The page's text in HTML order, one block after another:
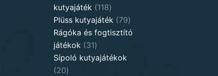
kutyajáték
118118
products
Plüss kutyajáték 7979
products
Rágóka és fogtisztító
játékok
3131
products
Sípoló kutyajátékok
2020